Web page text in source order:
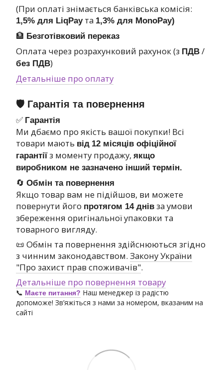
(При оплаті знімається банківська комісія:
1,5% для LiqPayта 1,3% для MonoPay)
🏦 Безготівковий переказ
Оплата через розрахунковий рахунок (з ПДВ /
без ПДВ)
Детальніше про оплату
🛡 Гарантія та повернення
✅ Гарантія
Ми дбаємо про якість вашої покупки! Всі
товари мають від 12 місяців офіційної
гарантії з моменту продажу, якщо
виробником не зазначено інший термін.
🔄 Обмін та повернення
Якщо товар вам не підійшов, ви можете
повернути його протягом 14 днів за умови
збереження оригінальної упаковки та
товарного вигляду.
📜 Обмін та повернення здійснюються згідно
з чинним законодавством. Закону України
"Про захист прав споживачів".
Детальніше про повернення товару
📞 Маєте питання? Наш менеджер із радістю
допоможе! Зв’яжіться з нами за номером, вказаним на
сайті